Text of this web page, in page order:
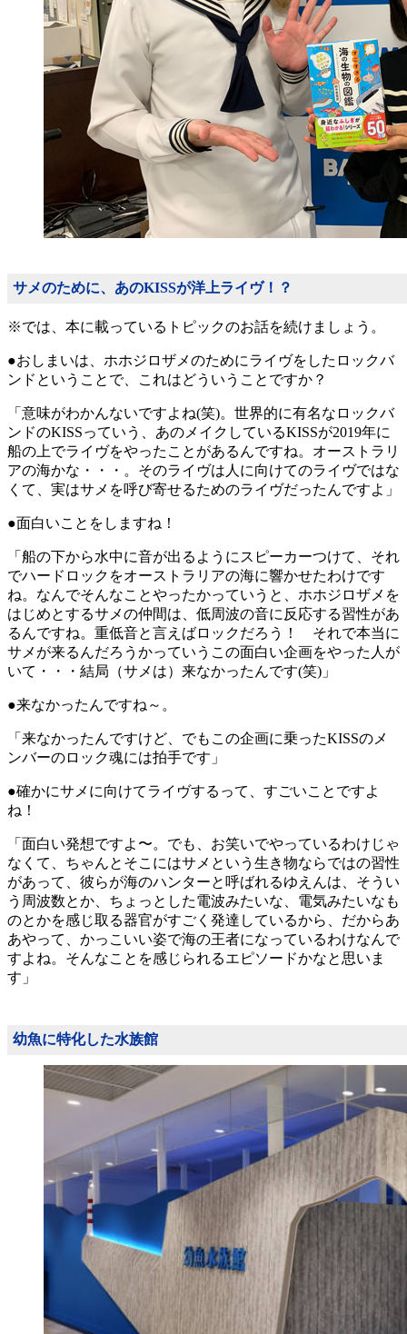
サメのために、あのKISSが洋上ライヴ！？
※では、本に載っているトピックのお話を続けましょう。
●おしまいは、ホホジロザメのためにライヴをしたロックバ
ンドということで、これはどういうことですか？
「意味がわかんないですよね(笑)。世界的に有名なロックバ
ンドのKISSっていう、あのメイクしているKISSが2019年に
船の上でライヴをやったことがあるんですね。オーストラリ
アの海かな・・・。そのライヴは人に向けてのライヴではな
くて、実はサメを呼び寄せるためのライヴだったんですよ」
●面白いことをしますね！
「船の下から水中に音が出るようにスピーカーつけて、それ
でハードロックをオーストラリアの海に響かせたわけです
ね。なんでそんなことやったかっていうと、ホホジロザメを
はじめとするサメの仲間は、低周波の音に反応する習性があ
るんですね。重低音と言えばロックだろう！ それで本当に
サメが来るんだろうかっていうこの面白い企画をやった人が
いて・・・結局（サメは）来なかったんです(笑)」
●来なかったんですね～。
「来なかったんですけど、でもこの企画に乗ったKISSのメ
ンバーのロック魂には拍手です」
●確かにサメに向けてライヴするって、すごいことですよ
ね！
「面白い発想ですよ〜。でも、お笑いでやっているわけじゃ
なくて、ちゃんとそこにはサメという生き物ならではの習性
があって、彼らが海のハンターと呼ばれるゆえんは、そうい
う周波数とか、ちょっとした電波みたいな、電気みたいなも
のとかを感じ取る器官がすごく発達しているから、だからあ
あやって、かっこいい姿で海の王者になっているわけなんで
すよね。そんなことを感じられるエピソードかなと思いま
す」
幼魚に特化した水族館